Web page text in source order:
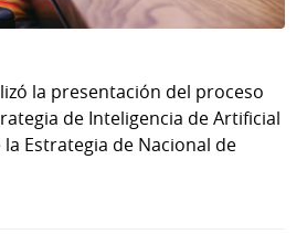
la presentación del proceso
de Inteligencia de Artificial
Estrategia de Nacional de